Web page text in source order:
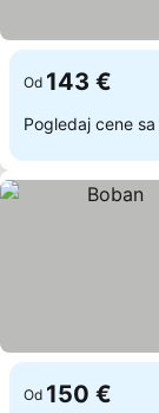
Od 143 €
Pogledaj cene sa
Od 150 €